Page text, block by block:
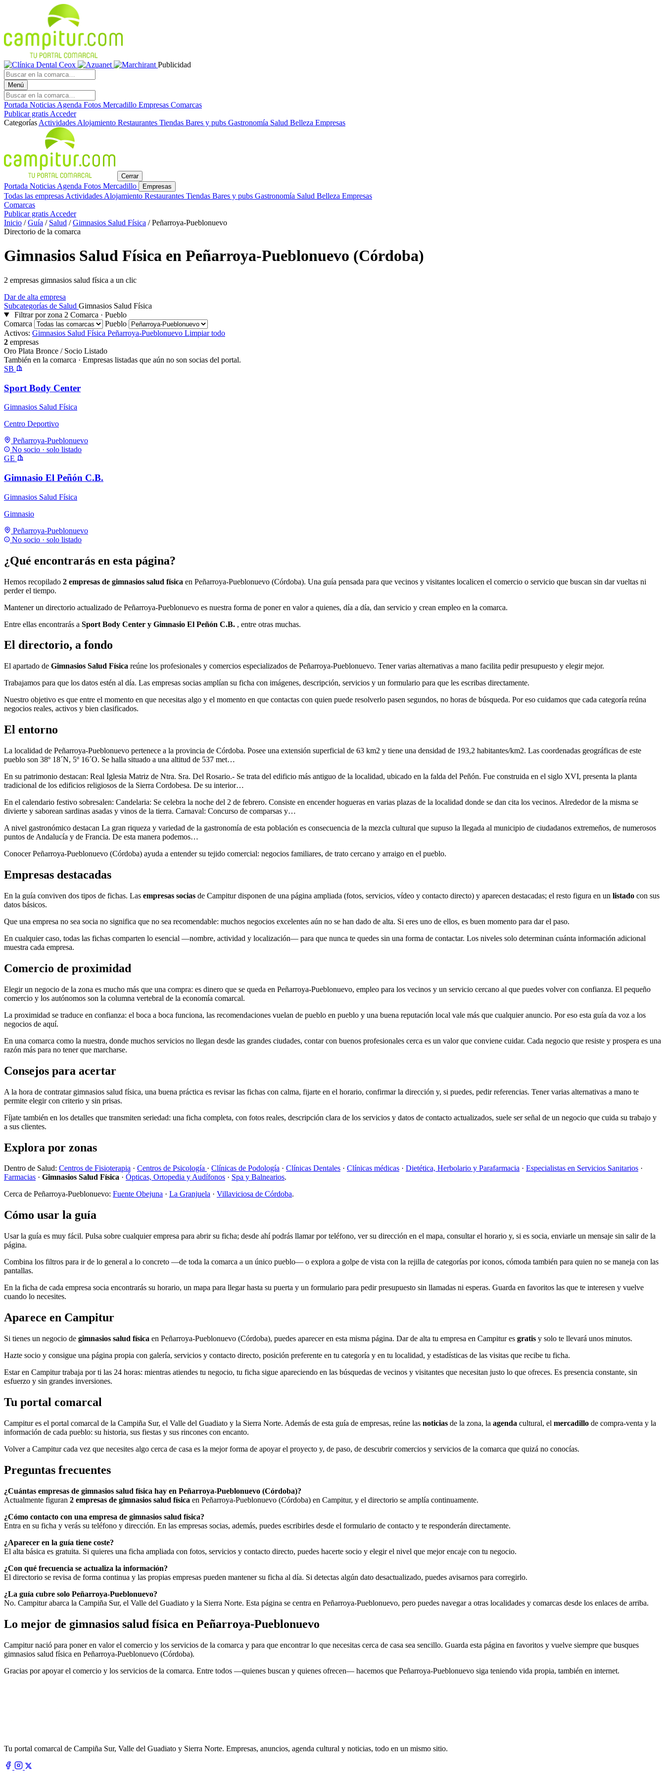
Publicidad
Menú
Portada Noticias Agenda Fotos Mercadillo Empresas Comarcas
Publicar gratis Acceder
Categorías Actividades Alojamiento Restaurantes Tiendas Bares y pubs Gastronomía Salud Belleza Empresas
Cerrar
Portada Noticias Agenda Fotos Mercadillo Empresas
Todas las empresas Actividades Alojamiento Restaurantes Tiendas Bares y pubs Gastronomía Salud Belleza Empresas
Comarcas
Publicar gratis Acceder
Inicio / Guía / Salud / Gimnasios Salud Física / Peñarroya-Pueblonuevo
Directorio de la comarca
Gimnasios Salud Física en Peñarroya-Pueblonuevo (Córdoba)
2 empresas gimnasios salud física a un clic
Dar de alta empresa
Subcategorías de Salud Gimnasios Salud Física
Filtrar por zona 2 Comarca · Pueblo
Comarca
Pueblo
Activos: Gimnasios Salud Física Peñarroya-Pueblonuevo Limpiar todo
2 empresas
Oro Plata Bronce / Socio Listado
También en la comarca · Empresas listadas que aún no son socias del portal.
SB
Sport Body Center
Gimnasios Salud Física
Centro Deportivo
Peñarroya-Pueblonuevo
No socio · solo listado
GE
Gimnasio El Peñón C.B.
Gimnasios Salud Física
Gimnasio
Peñarroya-Pueblonuevo
No socio · solo listado
¿Qué encontrarás en esta página?
Hemos recopilado 2 empresas de gimnasios salud física en Peñarroya-Pueblonuevo (Córdoba). Una guía pensada para que vecinos y visitantes localicen el comercio o servicio que buscan sin dar vueltas ni
perder el tiempo.
Mantener un directorio actualizado de Peñarroya-Pueblonuevo es nuestra forma de poner en valor a quienes, día a día, dan servicio y crean empleo en la comarca.
Entre ellas encontrarás a Sport Body Center y Gimnasio El Peñón C.B. , entre otras muchas.
El directorio, a fondo
El apartado de Gimnasios Salud Física reúne los profesionales y comercios especializados de Peñarroya-Pueblonuevo. Tener varias alternativas a mano facilita pedir presupuesto y elegir mejor.
Trabajamos para que los datos estén al día. Las empresas socias amplían su ficha con imágenes, descripción, servicios y un formulario para que les escribas directamente.
Nuestro objetivo es que entre el momento en que necesitas algo y el momento en que contactas con quien puede resolverlo pasen segundos, no horas de búsqueda. Por eso cuidamos que cada categoría reúna
negocios reales, activos y bien clasificados.
El entorno
La localidad de Peñarroya-Pueblonuevo pertenece a la provincia de Córdoba. Posee una extensión superficial de 63 km2 y tiene una densidad de 193,2 habitantes/km2. Las coordenadas geográficas de este
pueblo son 38º 18´N, 5º 16´O. Se halla situado a una altitud de 537 met…
En su patrimonio destacan: Real Iglesia Matriz de Ntra. Sra. Del Rosario.- Se trata del edificio más antiguo de la localidad, ubicado en la falda del Peñón. Fue construida en el siglo XVI, presenta la planta
tradicional de los edificios religiosos de la Sierra Cordobesa. De su interior…
En el calendario festivo sobresalen: Candelaria: Se celebra la noche del 2 de febrero. Consiste en encender hogueras en varias plazas de la localidad donde se dan cita los vecinos. Alrededor de la misma se
divierte y saborean sardinas asadas y vinos de la tierra. Carnaval: Concurso de comparsas y…
A nivel gastronómico destacan La gran riqueza y variedad de la gastronomía de esta población es consecuencia de la mezcla cultural que supuso la llegada al municipio de ciudadanos extremeños, de numerosos
puntos de Andalucía y de Francia. De esta manera podemos…
Conocer Peñarroya-Pueblonuevo (Córdoba) ayuda a entender su tejido comercial: negocios familiares, de trato cercano y arraigo en el pueblo.
Empresas destacadas
En la guía conviven dos tipos de fichas. Las empresas socias de Campitur disponen de una página ampliada (fotos, servicios, vídeo y contacto directo) y aparecen destacadas; el resto figura en un listado con sus
datos básicos.
Que una empresa no sea socia no significa que no sea recomendable: muchos negocios excelentes aún no se han dado de alta. Si eres uno de ellos, es buen momento para dar el paso.
En cualquier caso, todas las fichas comparten lo esencial —nombre, actividad y localización— para que nunca te quedes sin una forma de contactar. Los niveles solo determinan cuánta información adicional
muestra cada empresa.
Comercio de proximidad
Elegir un negocio de la zona es mucho más que una compra: es dinero que se queda en Peñarroya-Pueblonuevo, empleo para los vecinos y un servicio cercano al que puedes volver con confianza. El pequeño
comercio y los autónomos son la columna vertebral de la economía comarcal.
La proximidad se traduce en confianza: el boca a boca funciona, las recomendaciones vuelan de pueblo en pueblo y una buena reputación local vale más que cualquier anuncio. Por eso esta guía da voz a los
negocios de aquí.
En una comarca como la nuestra, donde muchos servicios no llegan desde las grandes ciudades, contar con buenos profesionales cerca es un valor que conviene cuidar. Cada negocio que resiste y prospera es una
razón más para no tener que marcharse.
Consejos para acertar
A la hora de contratar gimnasios salud física, una buena práctica es revisar las fichas con calma, fijarte en el horario, confirmar la dirección y, si puedes, pedir referencias. Tener varias alternativas a mano te
permite elegir con criterio y sin prisas.
Fíjate también en los detalles que transmiten seriedad: una ficha completa, con fotos reales, descripción clara de los servicios y datos de contacto actualizados, suele ser señal de un negocio que cuida su trabajo y
a sus clientes.
Explora por zonas
Dentro de Salud: Centros de Fisioterapia · Centros de Psicología · Clínicas de Podología · Clínicas Dentales · Clínicas médicas · Dietética, Herbolario y Parafarmacia · Especialistas en Servicios Sanitarios ·
Farmacias · Gimnasios Salud Física · Ópticas, Ortopedia y Audífonos · Spa y Balnearios.
Cerca de Peñarroya-Pueblonuevo: Fuente Obejuna · La Granjuela · Villaviciosa de Córdoba.
Cómo usar la guía
Usar la guía es muy fácil. Pulsa sobre cualquier empresa para abrir su ficha; desde ahí podrás llamar por teléfono, ver su dirección en el mapa, consultar el horario y, si es socia, enviarle un mensaje sin salir de la
página.
Combina los filtros para ir de lo general a lo concreto —de toda la comarca a un único pueblo— o explora a golpe de vista con la rejilla de categorías por iconos, cómoda también para quien no se maneja con las
pantallas.
En la ficha de cada empresa socia encontrarás su horario, un mapa para llegar hasta su puerta y un formulario para pedir presupuesto sin llamadas ni esperas. Guarda en favoritos las que te interesen y vuelve
cuando lo necesites.
Aparece en Campitur
Si tienes un negocio de gimnasios salud física en Peñarroya-Pueblonuevo (Córdoba), puedes aparecer en esta misma página. Dar de alta tu empresa en Campitur es gratis y solo te llevará unos minutos.
Hazte socio y consigue una página propia con galería, servicios y contacto directo, posición preferente en tu categoría y en tu localidad, y estadísticas de las visitas que recibe tu ficha.
Estar en Campitur trabaja por ti las 24 horas: mientras atiendes tu negocio, tu ficha sigue apareciendo en las búsquedas de vecinos y visitantes que necesitan justo lo que ofreces. Es presencia constante, sin
esfuerzo y sin grandes inversiones.
Tu portal comarcal
Campitur es el portal comarcal de la Campiña Sur, el Valle del Guadiato y la Sierra Norte. Además de esta guía de empresas, reúne las noticias de la zona, la agenda cultural, el mercadillo de compra-venta y la
información de cada pueblo: su historia, sus fiestas y sus rincones con encanto.
Volver a Campitur cada vez que necesites algo cerca de casa es la mejor forma de apoyar el proyecto y, de paso, de descubrir comercios y servicios de la comarca que quizá no conocías.
Preguntas frecuentes
¿Cuántas empresas de gimnasios salud física hay en Peñarroya-Pueblonuevo (Córdoba)?
Actualmente figuran 2 empresas de gimnasios salud física en Peñarroya-Pueblonuevo (Córdoba) en Campitur, y el directorio se amplía continuamente.
¿Cómo contacto con una empresa de gimnasios salud física?
Entra en su ficha y verás su teléfono y dirección. En las empresas socias, además, puedes escribirles desde el formulario de contacto y te responderán directamente.
¿Aparecer en la guía tiene coste?
El alta básica es gratuita. Si quieres una ficha ampliada con fotos, servicios y contacto directo, puedes hacerte socio y elegir el nivel que mejor encaje con tu negocio.
¿Con qué frecuencia se actualiza la información?
El directorio se revisa de forma continua y las propias empresas pueden mantener su ficha al día. Si detectas algún dato desactualizado, puedes avisarnos para corregirlo.
¿La guía cubre solo Peñarroya-Pueblonuevo?
No. Campitur abarca la Campiña Sur, el Valle del Guadiato y la Sierra Norte. Esta página se centra en Peñarroya-Pueblonuevo, pero puedes navegar a otras localidades y comarcas desde los enlaces de arriba.
Lo mejor de gimnasios salud física en Peñarroya-Pueblonuevo
Campitur nació para poner en valor el comercio y los servicios de la comarca y para que encontrar lo que necesitas cerca de casa sea sencillo. Guarda esta página en favoritos y vuelve siempre que busques
gimnasios salud física en Peñarroya-Pueblonuevo (Córdoba).
Gracias por apoyar el comercio y los servicios de la comarca. Entre todos —quienes buscan y quienes ofrecen— hacemos que Peñarroya-Pueblonuevo siga teniendo vida propia, también en internet.
Tu portal comarcal de Campiña Sur, Valle del Guadiato y Sierra Norte. Empresas, anuncios, agenda cultural y noticias, todo en un mismo sitio.